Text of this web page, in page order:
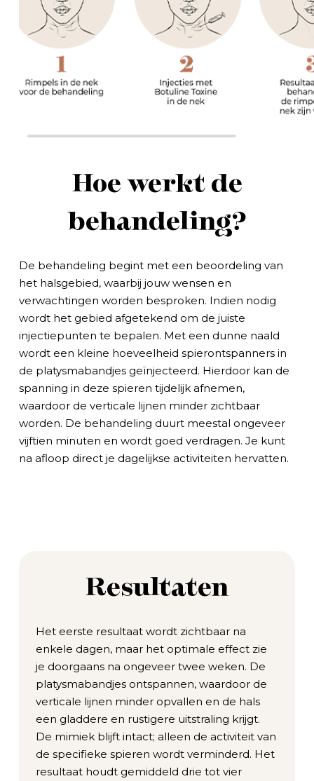
Hoe werkt de
behandeling?
De behandeling begint met een beoordeling van
het halsgebied, waarbij jouw wensen en
verwachtingen worden besproken. Indien nodig
wordt het gebied afgetekend om de juiste
injectiepunten te bepalen. Met een dunne naald
wordt een kleine hoeveelheid spierontspanners in
de platysmabandjes geïnjecteerd. Hierdoor kan de
spanning in deze spieren tijdelijk afnemen,
waardoor de verticale lijnen minder zichtbaar
worden. De behandeling duurt meestal ongeveer
vijftien minuten en wordt goed verdragen. Je kunt
na afloop direct je dagelijkse activiteiten hervatten.
Resultaten
Het eerste resultaat wordt zichtbaar na
enkele dagen, maar het optimale effect zie
je doorgaans na ongeveer twee weken. De
platysmabandjes ontspannen, waardoor de
verticale lijnen minder opvallen en de hals
een gladdere en rustigere uitstraling krijgt.
De mimiek blijft intact; alleen de activiteit van
de specifieke spieren wordt verminderd. Het
resultaat houdt gemiddeld drie tot vier